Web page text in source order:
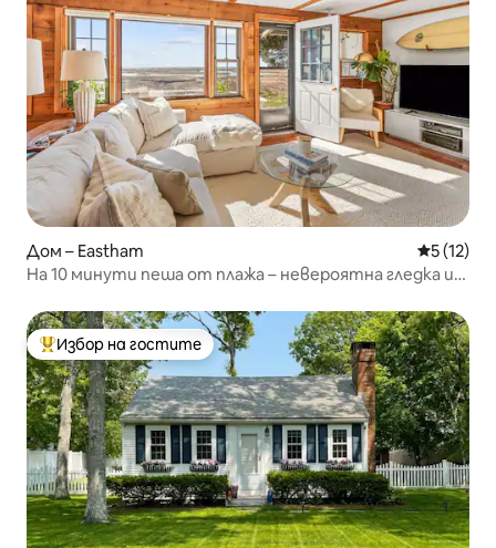
Дом – Eastham Средна
5 (12)
На 10 минути пеша от плажа – невероятна гледка и
Най-популярен избор на гостите
Избор на гостите